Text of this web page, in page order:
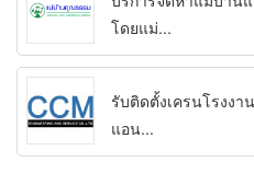
โดยแม่...
รับติดตั้งเครนโรงงา
แอน...